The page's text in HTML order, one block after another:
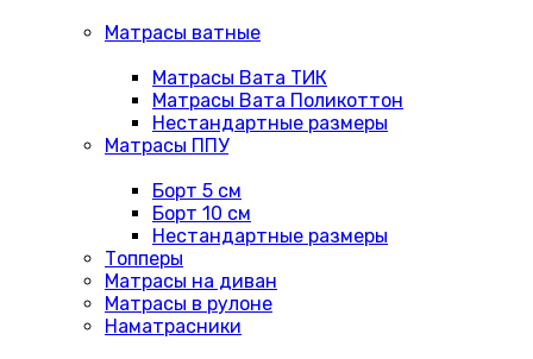
Матрасы ватные
Матрасы Вата ТИК
Матрасы Вата Поликоттон
Нестандартные размеры
Матрасы ППУ
Борт 5 см
Борт 10 см
Нестандартные размеры
Топперы
Матрасы на диван
Матрасы в рулоне
Наматрасники